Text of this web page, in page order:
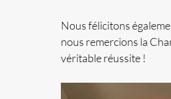
Nous félicitons
nous remercions la
véritable réussite !